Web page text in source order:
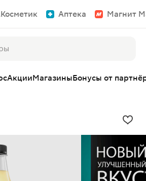
Аптека Магнит
АкцииМагазиныБонусы от